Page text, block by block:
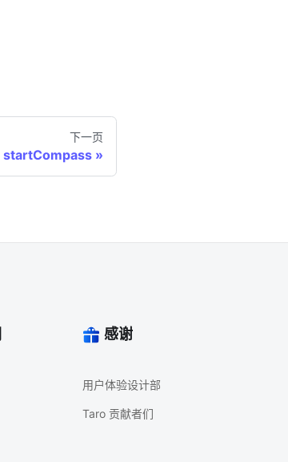
下一页
startCompass
感谢
用户体验设计部
Taro 贡献者们